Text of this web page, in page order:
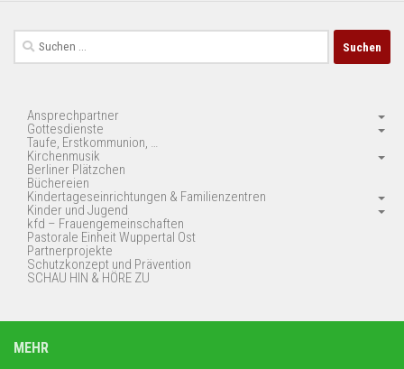
Suchen
nach:
Ansprechpartner
Gottesdienste
Taufe, Erstkommunion, …
Kirchenmusik
Berliner Plätzchen
Büchereien
Kindertageseinrichtungen & Familienzentren
Kinder und Jugend
kfd – Frauengemeinschaften
Pastorale Einheit Wuppertal Ost
Partnerprojekte
Schutzkonzept und Prävention
SCHAU HIN & HÖRE ZU
MEHR